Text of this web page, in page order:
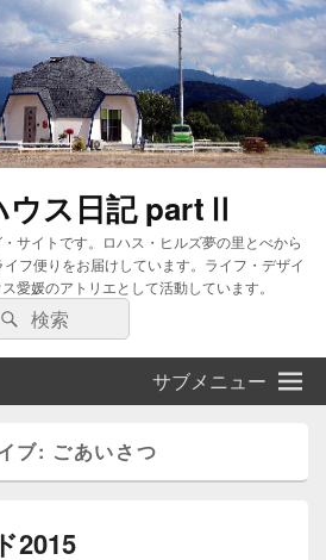
ウス日記 partⅡ
サイトです。ロハス・ヒルズ夢の里とべから
フ便りをお届けしています。ライフ・デザイ
愛媛のアトリエとして活動しています。
検
:
検
索
サブメニュー
ブ: ごあいさつ
2015